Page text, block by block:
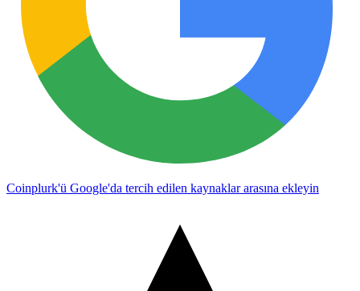
Coinplurk'ü Google'da tercih edilen kaynaklar arasına ekleyin